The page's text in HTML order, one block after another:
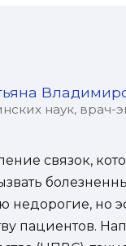
наук, врач-
связок,
недорогие, но
пациентов.